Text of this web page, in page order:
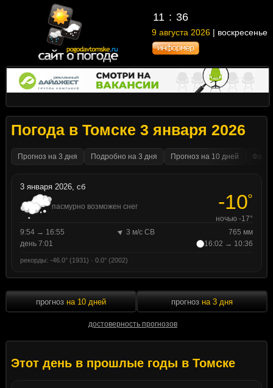
11 36
9 августа 2026 | воскресенье
Погода в Томске 3 января 2026
Прогноз на 3 дня Подробно на 3 дня Прогноз на 10 дней
3 января 2026, сб
пасмурно возможен снег -10°
ночью -17°
9:54 → 16:55
3 м/с СВ
765 мм
день 7:01
16:02 → 10:36
рекорды: -46.0° (1931) · 0.0° (2002)
прогноз на 10 дней
достоверность прогнозов
прогноз на 3 дня
Этот день в прошлые годы в Томске